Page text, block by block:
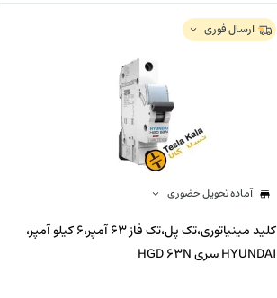
ارسال فوری
آماده تحویل حضوری
کلید مینیاتوری،تک پل،تک فاز 63 آمپر،6 کیلو آمپر،
HYUNDAI سری HGD 63N